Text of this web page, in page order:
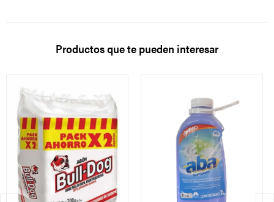
Productos que te pueden interesar